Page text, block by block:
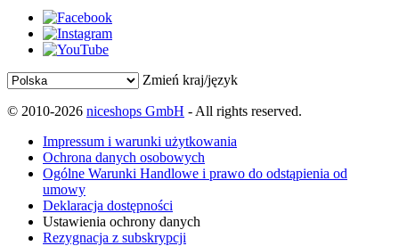
Zmień kraj/język
© 2010-2026 niceshops GmbH - All rights reserved.
Impressum i warunki użytkowania
Ochrona danych osobowych
Ogólne Warunki Handlowe i prawo do odstąpienia od
umowy
Deklaracja dostępności
Ustawienia ochrony danych
Rezygnacja z subskrypcji